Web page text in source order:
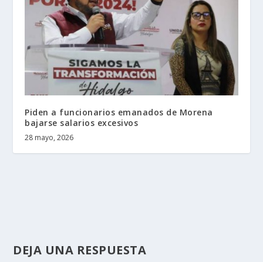
Piden a funcionarios emanados de Morena
bajarse salarios excesivos
28 mayo, 2026
DEJA UNA RESPUESTA